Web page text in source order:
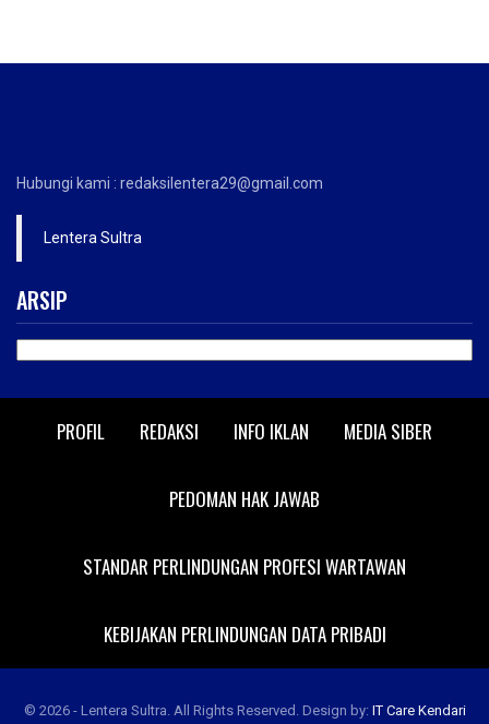
Hubungi kami : redaksilentera29@gmail.com
Lentera Sultra
ARSIP
PROFIL REDAKSI INFO IKLAN MEDIA SIBER
PEDOMAN HAK JAWAB
STANDAR PERLINDUNGAN PROFESI WARTAWAN
KEBIJAKAN PERLINDUNGAN DATA PRIBADI
© 2026 - Lentera Sultra. All Rights Reserved. Design by: IT Care Kendari